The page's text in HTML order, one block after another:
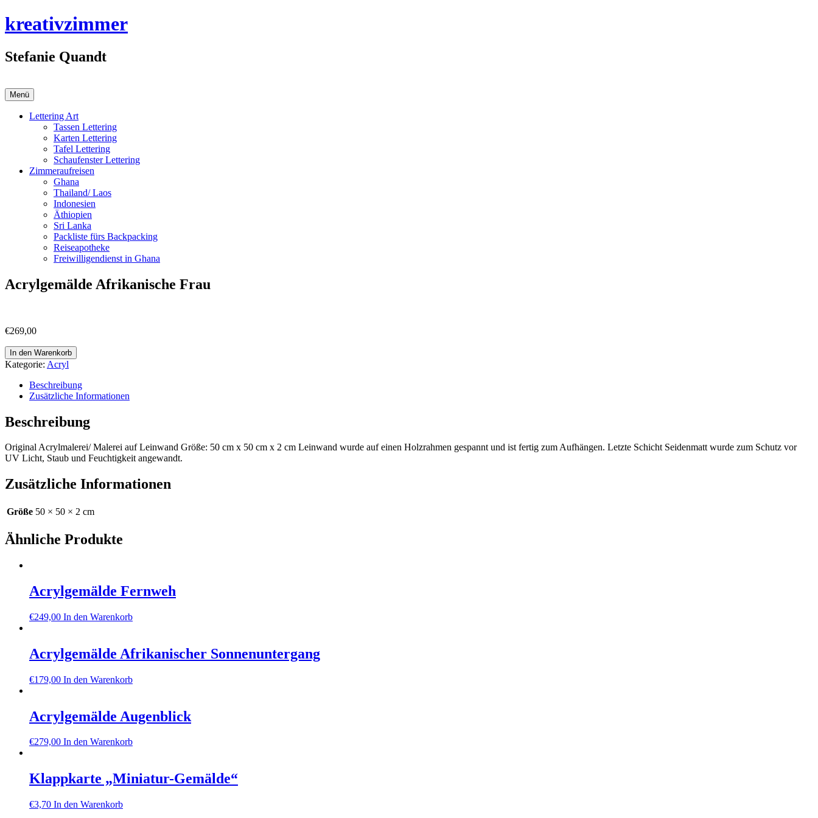
Zum
Inhalt
kreativzimmer
Stefanie Quandt
Menü
Lettering Art
Tassen Lettering
Karten Lettering
Tafel Lettering
Schaufenster Lettering
Zimmeraufreisen
Ghana
Thailand/ Laos
Indonesien
Äthiopien
Sri Lanka
Packliste fürs Backpacking
Reiseapotheke
Freiwilligendienst in Ghana
Acrylgemälde Afrikanische Frau
€269,00
Acrylgemälde
Afrikanische
Menge
In den Warenkorb
Kategorie: Acryl
Beschreibung
Zusätzliche Informationen
Beschreibung
Original Acrylmalerei/ Malerei auf Leinwand Größe: 50 cm x 50 cm x 2 cm Leinwand wurde auf einen Holzrahmen gespannt und ist fertig zum Aufhängen. Letzte Schicht Seidenmatt wurde zum Schutz vor
UV Licht, Staub und Feuchtigkeit angewandt.
Zusätzliche Informationen
Größe 50 × 50 × 2 cm
Ähnliche Produkte
Acrylgemälde Fernweh
€249,00 In den Warenkorb
Acrylgemälde Afrikanischer Sonnenuntergang
€179,00 In den Warenkorb
Acrylgemälde Augenblick
€279,00 In den Warenkorb
Klappkarte „Miniatur-Gemälde“
€3,70 In den Warenkorb